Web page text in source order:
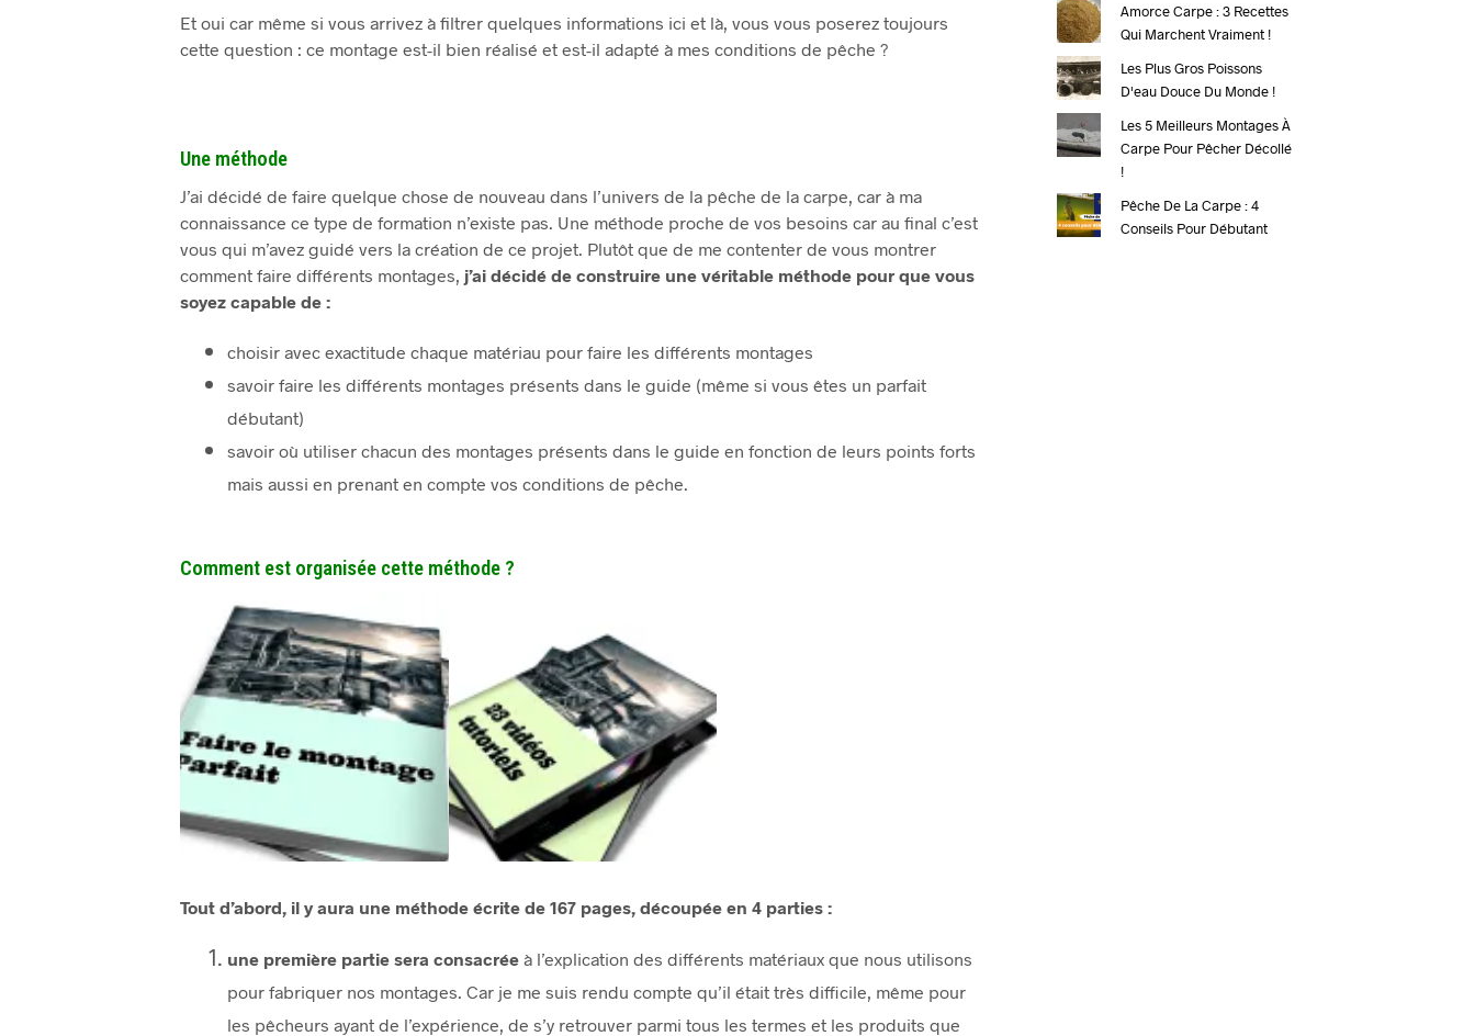
Et oui car même si vous arrivez à filtrer quelques informations ici et là, vous vous poserez toujours
cette question : ce montage est-il bien réalisé et est-il adapté à mes conditions de pêche ?
Une méthode
J’ai décidé de faire quelque chose de nouveau dans l’univers de la pêche de la carpe, car à ma
connaissance ce type de formation n’existe pas. Une méthode proche de vos besoins car au final c’est
vous qui m’avez guidé vers la création de ce projet. Plutôt que de me contenter de vous montrer
comment faire différents montages, j’ai décidé de construire une véritable méthode pour que vous
soyez capable de :
choisir avec exactitude chaque matériau pour faire les différents montages
savoir faire les différents montages présents dans le guide (même si vous êtes un parfait
débutant)
savoir où utiliser chacun des montages présents dans le guide en fonction de leurs points forts
mais aussi en prenant en compte vos conditions de pêche.
Comment est organisée cette méthode ?
Tout d’abord, il y aura une méthode écrite de 167 pages, découpée en 4 parties :
une première partie sera consacrée à l’explication des différents matériaux que nous utilisons
pour fabriquer nos montages. Car je me suis rendu compte qu’il était très difficile, même pour
les pêcheurs ayant de l’expérience, de s’y retrouver parmi tous les termes et les produits que
Amorce Carpe : 3 Recettes
Qui Marchent Vraiment !
Les Plus Gros Poissons
D'eau Douce Du Monde !
Les 5 Meilleurs Montages À
Carpe Pour Pêcher Décollé
!
Pêche De La Carpe : 4
Conseils Pour Débutant